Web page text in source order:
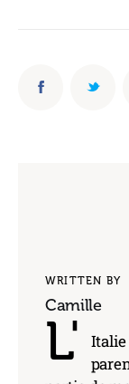
WRITTEN BY
Camille
L'
Italie